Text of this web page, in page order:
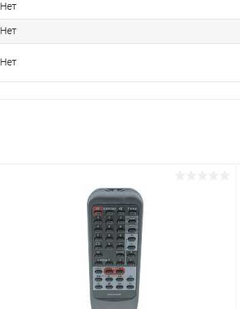
Нет
Нет
Нет